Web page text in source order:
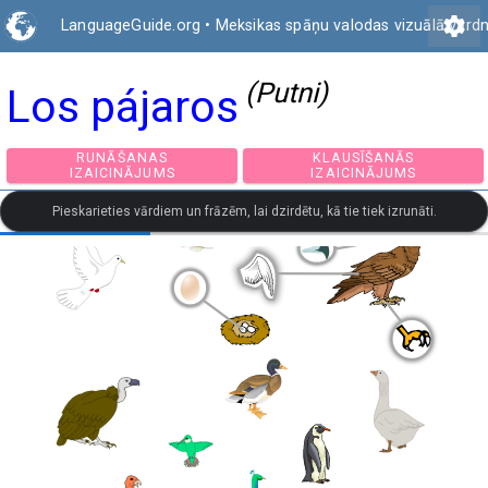
LanguageGuide.org • Meksikas spāņu valodas vizuālāsettings
Los pájaros (Putni)
RUNĀŠANAS
IZAICINĀJUMS
KLAUSĪŠANĀS
IZAICINĀJUMS
Pieskarieties vārdiem un frāzēm, lai dzirdētu, kā tie tiek izrunāti.